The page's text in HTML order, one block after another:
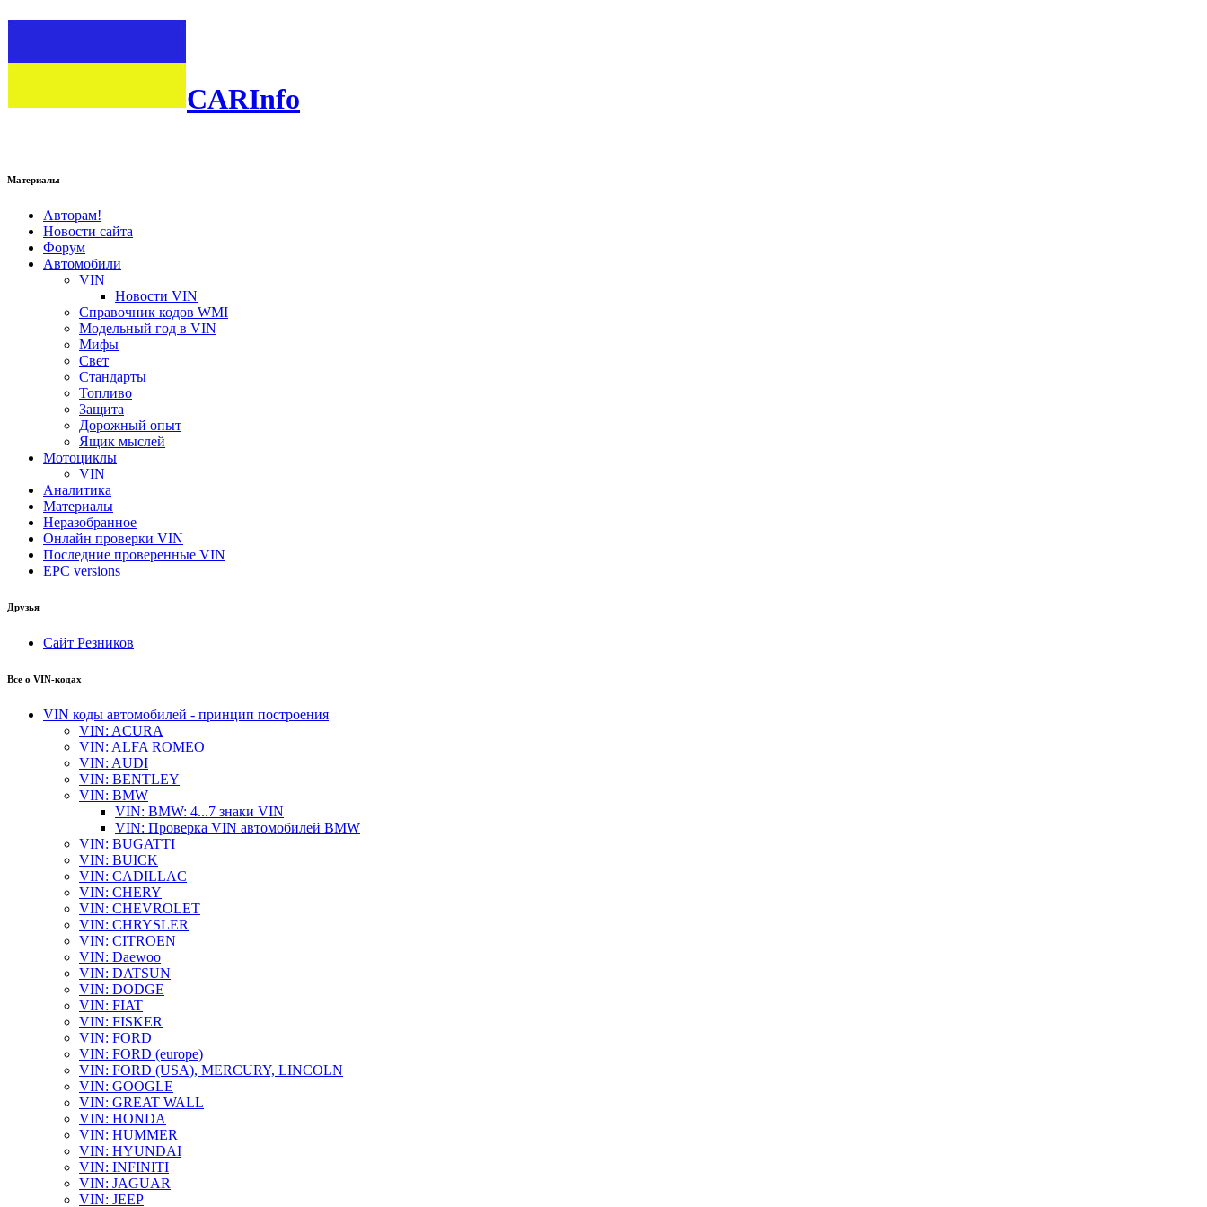
CARInfo
Материалы
Авторам!
Новости сайта
Форум
Автомобили
VIN
Новости VIN
Справочник кодов WMI
Модельный год в VIN
Мифы
Свет
Стандарты
Топливо
Защита
Дорожный опыт
Ящик мыслей
Мотоциклы
VIN
Аналитика
Материалы
Неразобранное
Онлайн проверки VIN
Последние проверенные VIN
EPC versions
Друзья
Сайт Резников
Все о VIN-кодах
VIN коды автомобилей - принцип построения
VIN: ACURA
VIN: ALFA ROMEO
VIN: AUDI
VIN: BENTLEY
VIN: BMW
VIN: BMW: 4...7 знаки VIN
VIN: Проверка VIN автомобилей BMW
VIN: BUGATTI
VIN: BUICK
VIN: CADILLAC
VIN: CHERY
VIN: CHEVROLET
VIN: CHRYSLER
VIN: CITROEN
VIN: Daewoo
VIN: DATSUN
VIN: DODGE
VIN: FIAT
VIN: FISKER
VIN: FORD
VIN: FORD (europe)
VIN: FORD (USA), MERCURY, LINCOLN
VIN: GOOGLE
VIN: GREAT WALL
VIN: HONDA
VIN: HUMMER
VIN: HYUNDAI
VIN: INFINITI
VIN: JAGUAR
VIN: JEEP